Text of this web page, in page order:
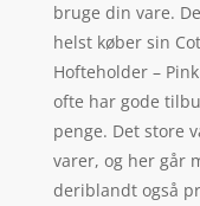
bruge din vare.
helst køber sin
Hofteholder –
ofte har gode
penge. Det store
varer, og her går
deriblandt også